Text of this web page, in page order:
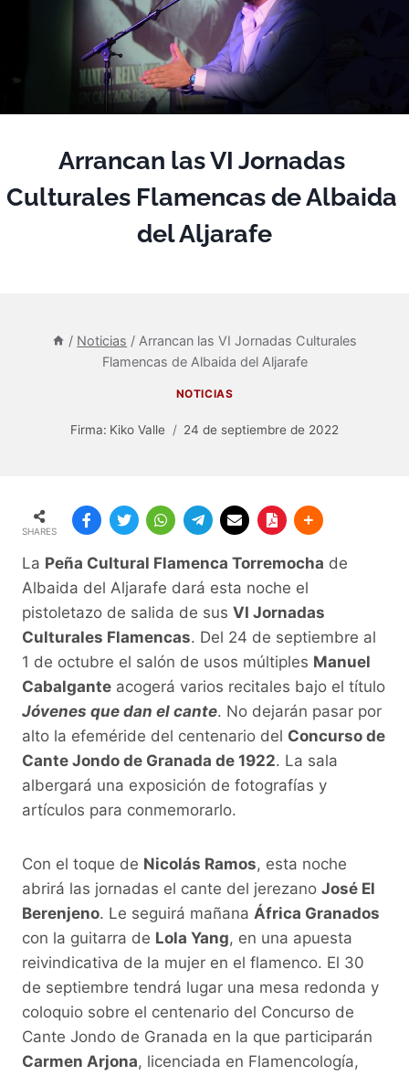
Arrancan las VI Jornadas
Culturales Flamencas de Albaida
del Aljarafe
/ Noticias / Arrancan las VI Jornadas Culturales
Flamencas de Albaida del Aljarafe
NOTICIAS
Firma: Kiko Valle 24 de septiembre de 2022
SHARES
La Peña Cultural Flamenca Torremocha de
Albaida del Aljarafe dará esta noche el
pistoletazo de salida de sus VI Jornadas
Culturales Flamencas. Del 24 de septiembre al
1 de octubre el salón de usos múltiples Manuel
Cabalgante acogerá varios recitales bajo el título
Jóvenes que dan el cante. No dejarán pasar por
alto la efeméride del centenario del Concurso de
Cante Jondo de Granada de 1922. La sala
albergará una exposición de fotografías y
artículos para conmemorarlo.
Con el toque de Nicolás Ramos, esta noche
abrirá las jornadas el cante del jerezano José El
Berenjeno. Le seguirá mañana África Granados
con la guitarra de Lola Yang, en una apuesta
reivindicativa de la mujer en el flamenco. El 30
de septiembre tendrá lugar una mesa redonda y
coloquio sobre el centenario del Concurso de
Cante Jondo de Granada en la que participarán
Carmen Arjona, licenciada en Flamencología,